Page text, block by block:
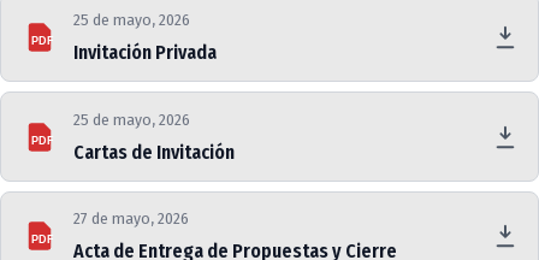
PDF
25 de mayo, 2026
Invitación Privada
PDF
25 de mayo, 2026
Cartas de Invitación
PDF
27 de mayo, 2026
Acta de Entrega de Propuestas y Cierre